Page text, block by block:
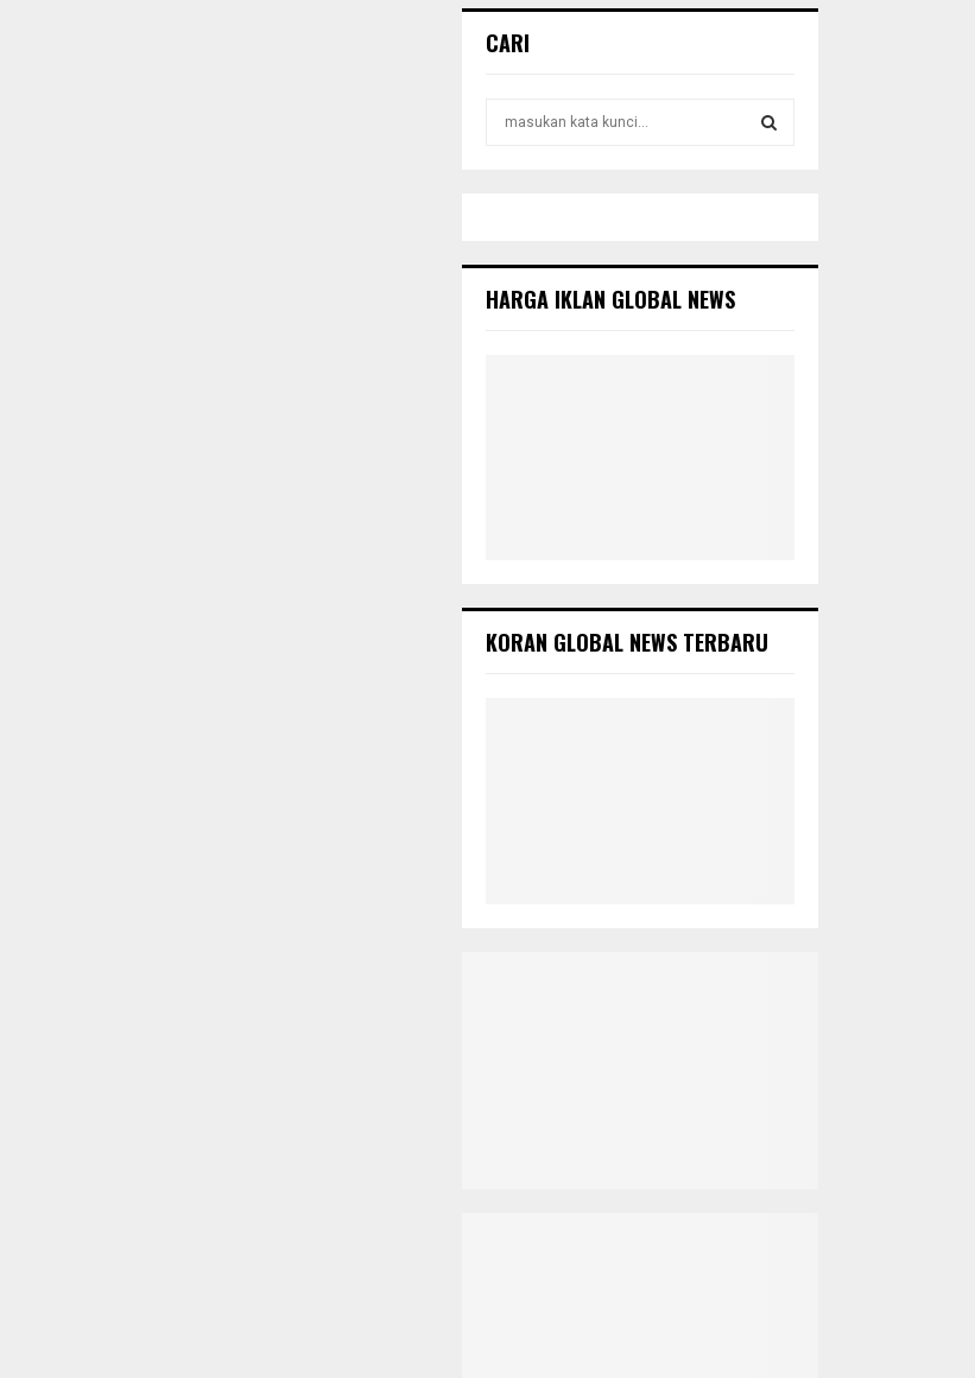
CARI
r
A
HARGA IKLAN GLOBAL NEWS
KORAN GLOBAL NEWS TERBARU